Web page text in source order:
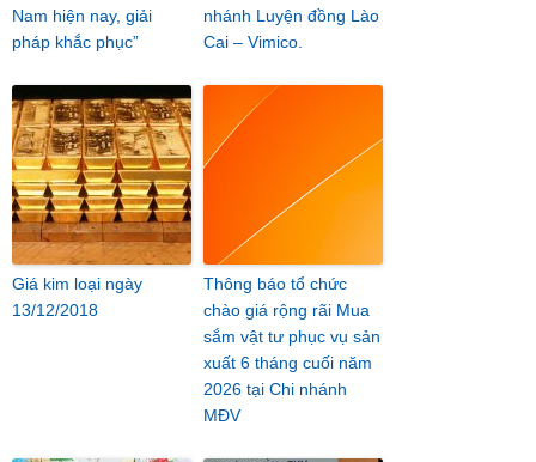
Nam hiện nay, giải
pháp khắc phục”
nhánh Luyện đồng Lào
Cai – Vimico.
Giá kim loại ngày
13/12/2018
Thông báo tổ chức
chào giá rộng rãi Mua
sắm vật tư phục vụ sản
xuất 6 tháng cuối năm
2026 tại Chi nhánh
MĐV